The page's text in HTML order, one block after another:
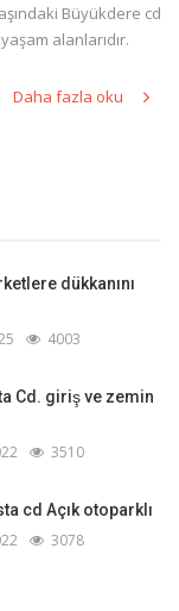
Büyükdere cd
alanlarıdır.
Daha fazla oku
dükkanını
4003
Cd. giriş ve zemin
3510
cd Açık otoparklı
3078